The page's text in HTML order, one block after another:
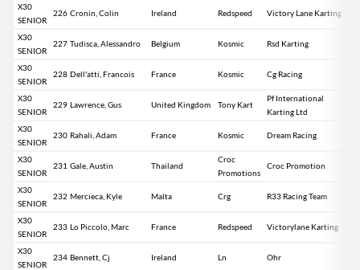
X30
SENIOR
226 Cronin, Colin Ireland Redspeed Victory Lane Karting
X30
SENIOR
227 Tudisca, Alessandro Belgium Kosmic Rsd Karting
X30
SENIOR
228 Dell'atti, Francois France Kosmic Cg Racing
X30
SENIOR
229 Lawrence, Gus United Kingdom Tony Kart
Pf International
Karting Ltd
X30
SENIOR
230 Rahali, Adam France Kosmic Dream Racing
X30
SENIOR
231 Gale, Austin Thailand
Croc
Promotions
Croc Promotion
X30
SENIOR
232 Mercieca, Kyle Malta Crg R33 Racing Team
X30
SENIOR
233 Lo Piccolo, Marc France Redspeed Victorylane Karting
X30
SENIOR
234 Bennett, Cj Ireland Ln Ohr